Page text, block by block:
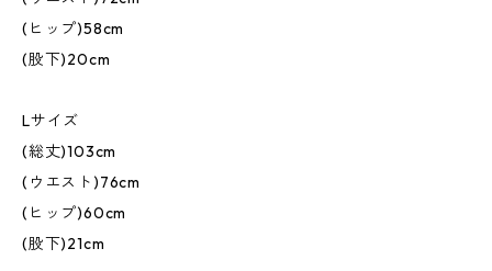
(ヒップ)58cm
(股下)20cm
Lサイズ
(総丈)103cm
(ウエスト)76cm
(ヒップ)60cm
(股下)21cm